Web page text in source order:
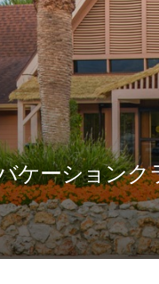
ケーションク